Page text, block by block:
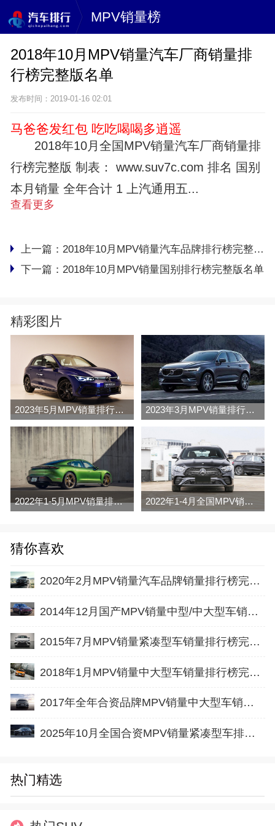
MPV销量榜
2018年10月MPV销量汽车厂商销量排
行榜完整版名单
发布时间：2019-01-16 02:01
马爸爸发红包 吃吃喝喝多逍遥
2018年10月全国MPV销量汽车厂商销量排
行榜完整版 制表： www.suv7c.com 排名 国别
本月销量 全年合计 1 上汽通用五...
查看更多
上一篇： 2018年10月MPV销量汽车品牌排行榜完整版名单
下一篇： 2018年10月MPV销量国别排行榜完整版名单
精彩图片
2023年5月MPV销量排行榜完整版名单 2023年3月MPV销量排行榜完整版名单
2022年1-5月MPV销量排行榜 2022年1-4月全国MPV销量排行榜完整版
猜你喜欢
2020年2月MPV销量汽车品牌销量排行榜完整版名单
2014年12月国产MPV销量中型/中大型车销量排行榜
2015年7月MPV销量紧凑型车销量排行榜完整版名单
2018年1月MPV销量中大型车销量排行榜完整版名单
2017年全年合资品牌MPV销量中大型车销量排行榜完整版名单
2025年10月全国合资MPV销量紧凑型车排行榜完整版(零售量
热门精选